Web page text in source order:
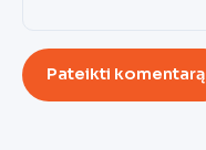
Pateikti komentarą